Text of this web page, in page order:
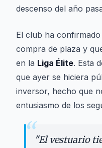
descenso del año
El club ha
compra de plaza y
en la Liga Élite. Esta
que ayer se hiciera
inversor, hecho que
entusiasmo de los
“"El vestuario